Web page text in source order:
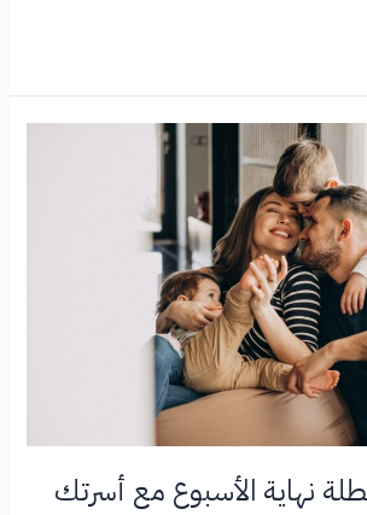
نهاية الأسبوع مع أسرتك